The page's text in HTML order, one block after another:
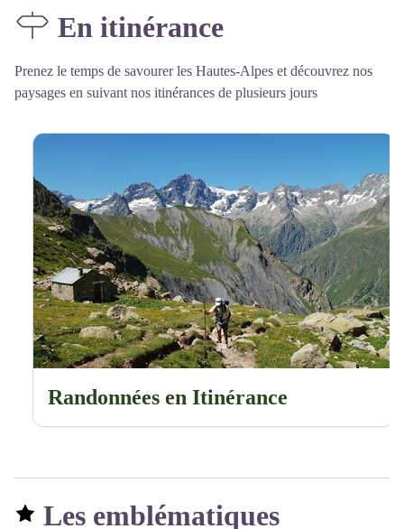
En itinérance
Prenez le temps de savourer les Hautes-Alpes et découvrez nos
paysages en suivant nos itinérances de plusieurs jours
Randonnées en Itinérance
Les emblématiques